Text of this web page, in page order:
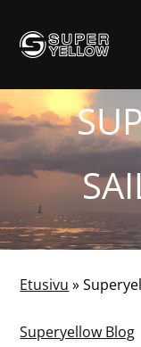
sisältöön
Etusivu »
Superyellow Blog